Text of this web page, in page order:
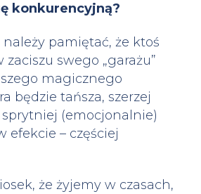
konkurencyjną?
pamiętać, że ktoś
swego „garażu”
magicznego
będzie tańsza, szerzej
(emocjonalnie)
efekcie – częściej
że żyjemy w czasach,